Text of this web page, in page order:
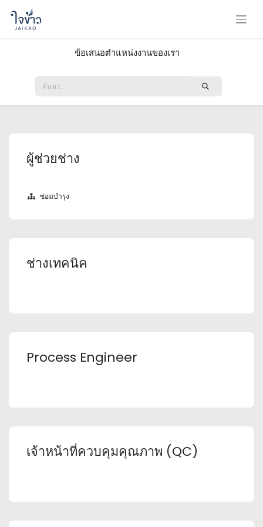
ข้อเสนอตำแหน่งงานของเรา
ผู้ช่วยช่าง
ซ่อมบำรุง
ช่างเทคนิค
Process Engineer
เจ้าหน้าที่ควบคุมคุณภาพ (QC)